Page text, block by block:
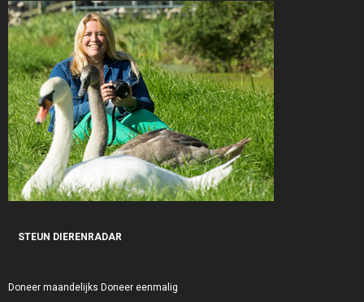
STEUN DIERENRADAR
Doneer maandelijks Doneer eenmalig